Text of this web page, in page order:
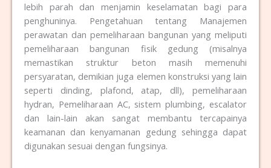
lebih parah dan menjamin keselamatan bagi para
penghuninya. Pengetahuan tentang Manajemen
perawatan dan pemeliharaan bangunan yang meliputi
pemeliharaan bangunan fisik gedung (misalnya
memastikan struktur beton masih memenuhi
persyaratan, demikian juga elemen konstruksi yang lain
seperti dinding, plafond, atap, dll), pemeliharaan
hydran, Pemeliharaan AC, sistem plumbing, escalator
dan lain-lain akan sangat membantu tercapainya
keamanan dan kenyamanan gedung sehingga dapat
digunakan sesuai dengan fungsinya.